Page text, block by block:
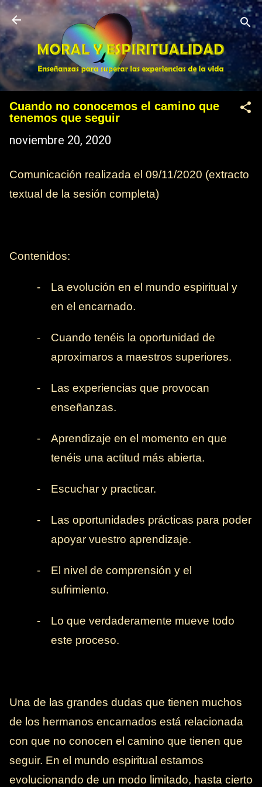
Ir al contenido principal
Cuando no conocemos el camino que
tenemos que seguir
noviembre 20, 2020
Comunicación realizada el 09/11/2020 (extracto
textual de la sesión completa)
Contenidos:
-
La evolución en el mundo espiritual y
en el encarnado.
-
Cuando tenéis la oportunidad de
aproximaros a maestros superiores.
-
Las experiencias que provocan
enseñanzas.
-
Aprendizaje en el momento en que
tenéis una actitud más abierta.
- Escuchar y practicar.
-
Las oportunidades prácticas para poder
apoyar vuestro aprendizaje.
-
El nivel de comprensión y el
sufrimiento.
-
Lo que verdaderamente mueve todo
este proceso.
Una de las grandes dudas que tienen muchos
de los hermanos encarnados está relacionada
con que no conocen el camino que tienen que
seguir. En el mundo espiritual estamos
evolucionando de un modo limitado, hasta cierto